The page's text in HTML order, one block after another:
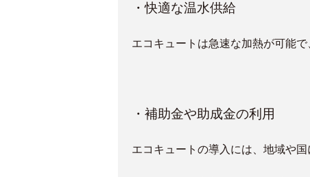
・快適な温水供給
エコキュートは急速な加熱が可能
・補助金や助成金の利用
エコキュートの導入には、地域や